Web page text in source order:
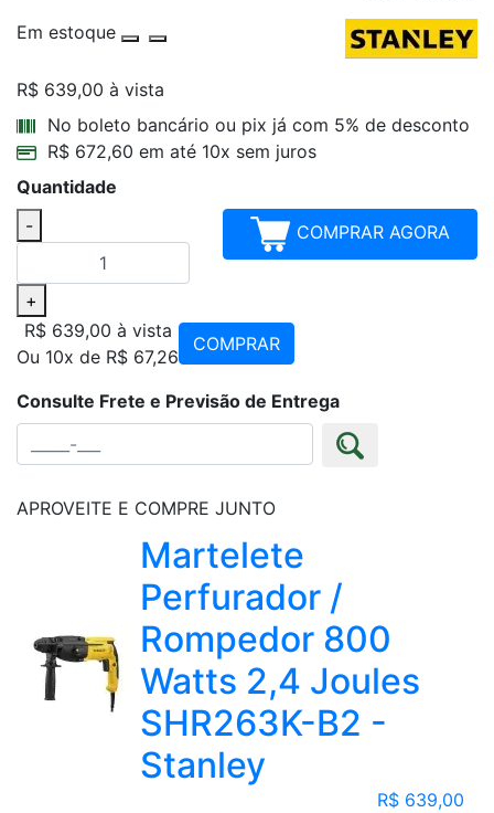
Em estoque
R$ 639,00 à vista
No boleto bancário ou pix já com 5% de desconto
R$ 672,60 em até 10x sem juros
Quantidade
-
+
COMPRAR AGORA
R$ 639,00 à vista
Ou 10x de R$ 67,26
COMPRAR
Consulte Frete e Previsão de Entrega
APROVEITE E COMPRE JUNTO
Martelete
Perfurador /
Rompedor 800
Watts 2,4 Joules
SHR263K-B2 -
Stanley
R$ 639,00